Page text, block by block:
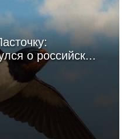
о российск...